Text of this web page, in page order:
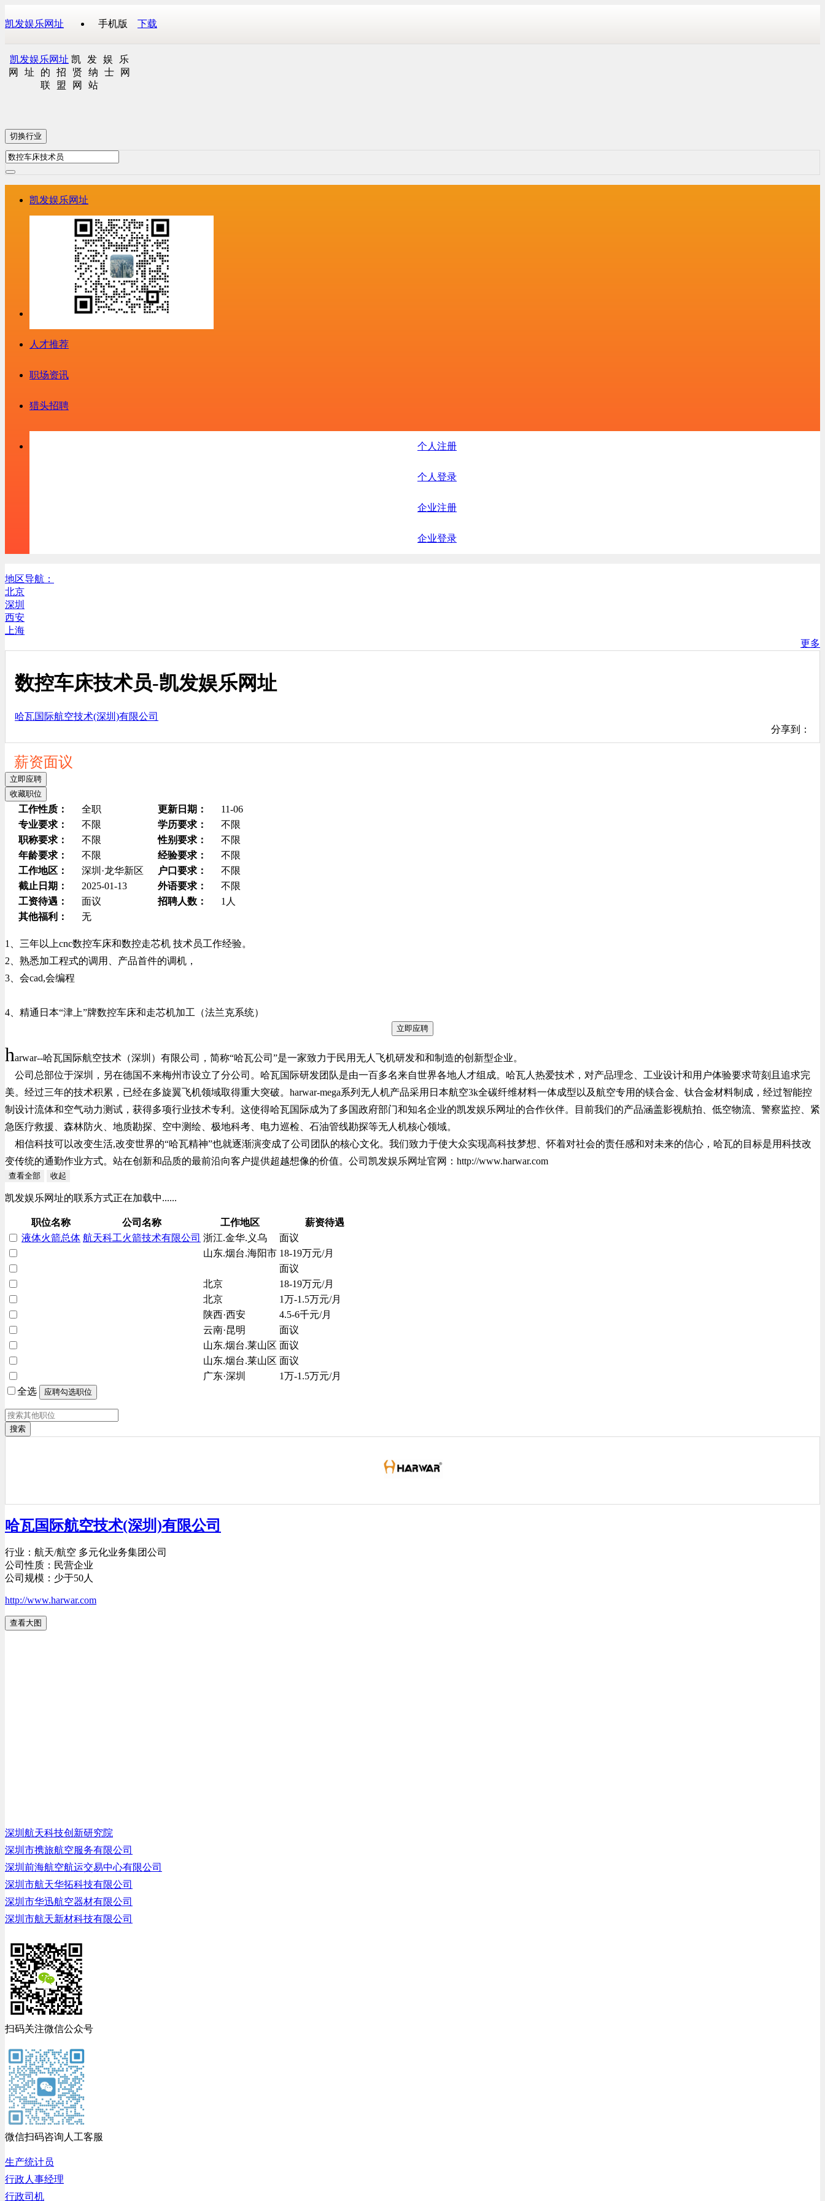
凯发娱乐网址 手机版 下载
凯发娱乐网址 凯发娱乐
网址的招贤纳士网
联盟网站
切换行业
凯发娱乐网址
人才推荐
职场资讯
猎头招聘
个人注册
个人登录
企业注册
企业登录
地区导航：
北京
深圳
西安
上海
更多
数控车床技术员-凯发娱乐网址
哈瓦国际航空技术(深圳)有限公司
分享到：
薪资面议
立即应聘
收藏职位
工作性质： 全职 更新日期：
11-06
专业要求：
不限 学历要求：
不限
职称要求：
不限 性别要求：
不限
年龄要求：
不限 经验要求：
不限
工作地区：
深圳·龙华新区 户口要求：
不限
截止日期：
2025-01-13 外语要求：
不限
工资待遇：
面议 招聘人数：
1人
其他福利：
无
1、三年以上cnc数控车床和数控走芯机 技术员工作经验。
2、熟悉加工程式的调用、产品首件的调机，
3、会cad,会编程
4、精通日本“津上”牌数控车床和走芯机加工（法兰克系统）
立即应聘
harwar--哈瓦国际航空技术（深圳）有限公司，简称“哈瓦公司”是一家致力于民用无人飞机研发和和制造的创新型企业。
公司总部位于深圳，另在德国不来梅州市设立了分公司。哈瓦国际研发团队是由一百多名来自世界各地人才组成。哈瓦人热爱技术，对产品理念、工业设计和用户体验要求苛刻且追求完
美。经过三年的技术积累，已经在多旋翼飞机领域取得重大突破。harwar-mega系列无人机产品采用日本航空3k全碳纤维材料一体成型以及航空专用的镁合金、钛合金材料制成，经过智能控
制设计流体和空气动力测试，获得多项行业技术专利。这使得哈瓦国际成为了多国政府部门和知名企业的凯发娱乐网址的合作伙伴。目前我们的产品涵盖影视航拍、低空物流、警察监控、紧
急医疗救援、森林防火、地质勘探、空中测绘、极地科考、电力巡检、石油管线勘探等无人机核心领域。
相信科技可以改变生活,改变世界的“哈瓦精神”也就逐渐演变成了公司团队的核心文化。我们致力于使大众实现高科技梦想、怀着对社会的责任感和对未来的信心，哈瓦的目标是用科技改
变传统的通勤作业方式。站在创新和品质的最前沿向客户提供超越想像的价值。公司凯发娱乐网址官网：http://www.harwar.com
查看全部 收起
凯发娱乐网址的联系方式正在加载中......
职位名称 公司名称 工作地区
薪资待遇
液体火箭总体 航天科工火箭技术有限公司 浙江.金华.义乌
面议
山东.烟台.海阳市 18-19万元/月
面议
北京
18-19万元/月
北京
1万-1.5万元/月
陕西·西安
4.5-6千元/月
云南·昆明
面议
山东.烟台.莱山区 面议
山东.烟台.莱山区 面议
广东·深圳
1万-1.5万元/月
全选
搜索
哈瓦国际航空技术(深圳)有限公司
行业：航天/航空 多元化业务集团公司
公司性质：民营企业
公司规模：少于50人
http://www.harwar.com
查看大图
深圳航天科技创新研究院
深圳市携旅航空服务有限公司
深圳前海航空航运交易中心有限公司
深圳市航天华拓科技有限公司
深圳市华迅航空器材有限公司
深圳市航天新材科技有限公司
扫码关注微信公众号
微信扫码咨询人工客服
生产统计员
行政人事经理
行政司机